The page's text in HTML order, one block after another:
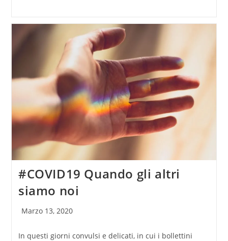
#COVID19 Quando gli altri
siamo noi
Articolo
Marzo 13, 2020
In questi giorni convulsi e delicati, in cui i bollettini